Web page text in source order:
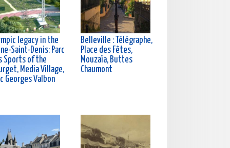
legacy in the
Saint-Denis: Parc
Sports of the
Media Village,
Georges Valbon
Belleville : Télégraphe,
Place des Fêtes,
Mouzaïa, Buttes
Chaumont